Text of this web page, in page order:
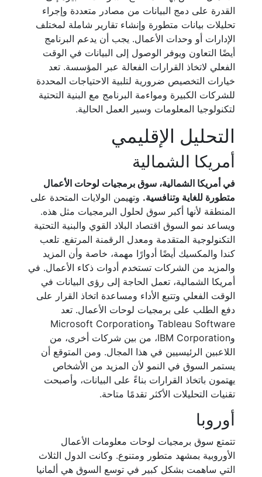
القدرة على دمج البيانات من مصادر متعددة وإجراء
تحليلات بيانات متطورة وإنشاء تقارير شاملة لمختلف
الإدارات أو وحدات الأعمال. يجب أن يدعم البرنامج
أيضًا التعاون ويوفر الوصول إلى البيانات في الوقت
الفعلي لاتخاذ القرارات الفعالة عبر المؤسسة. تعد
خيارات التخصيص ضرورية لتلبية الاحتياجات المحددة
للشركات الكبيرة ومواءمة البرنامج مع البنية التحتية
لتكنولوجيا المعلومات وسير العمل الحالية.
التحليل الإقليمي
أمريكا الشمالية
في أمريكا الشمالية، سوق برمجيات لوحات الأعمال
متطورة للغاية وتنافسية. وتهيمن الولايات المتحدة على
المنطقة لأنها أكبر سوق لحلول البرمجيات مثل هذه.
ويساعد نمو السوق اقتصاد البلاد القوي والبنية التحتية
التكنولوجية المتقدمة ومعدل الرقمنة المرتفع. تلعب
كندا والمكسيك أيضًا أدوارًا مهمة، خاصة وأن المزيد
والمزيد من الشركات تستخدم أدوات ذكاء الأعمال. في
أمريكا الشمالية، تعمل الحاجة إلى رؤى البيانات في
الوقت الفعلي وتتبع الأداء ومساعدة اتخاذ القرار على
دفع الطلب على برمجيات لوحات الأعمال. تعد
Tableau Software وMicrosoft Corporation
وIBM Corporation، من بين شركات أخرى، من
اللاعبين الرئيسيين في هذا المجال. ومن المتوقع أن
يستمر السوق في النمو لأن المزيد من الأشخاص
يهتمون باتخاذ القرارات بناءً على البيانات، وأصبحت
تقنيات التحليلات الأكثر تقدمًا متاحة.
أوروبا
تتمتع سوق برمجيات لوحات معلومات الأعمال
الأوروبية بمشهد متطور ومتنوع. وكانت الدول الثلاث
التي ساهمت بشكل كبير في توسع السوق هي ألمانيا